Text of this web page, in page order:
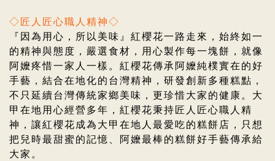
◇匠人匠心職人精神◇
『因為用心，所以美味』紅櫻花一路走來，始終如一
的精神與態度，嚴選食材，用心製作每一塊餅，就像
阿嬤疼惜一家人一樣。紅櫻花傳承阿嬤純樸實在的好
手藝，結合在地化的台灣精神，研發創新多種糕點，
不只延續台灣傳統家鄉美味，更珍惜大家的健康。大
甲在地用心經營多年，紅櫻花秉持匠人匠心職人精
神， 讓紅櫻花成為大甲在地人最愛吃的糕餅店， 只想
把兒時最甜蜜的記憶、阿嬤最棒的糕餅好手藝傳承給
大家。